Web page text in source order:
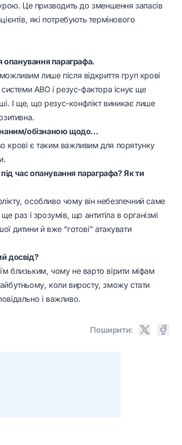
Це призводить до зменшення запасів
які потребують термінового
опанування параграфа.
лише після відкриття груп крові
АВО і резус-фактора існує ще
І ще, що резус-конфлікт виникає лише
обізнаною щодо…
крові є таким важливим для порятунку
час опанування параграфа? Як ти
особливо чому він небезпечний саме
раз і зрозумів, що антитіла в організмі
дитини й вже “готові” атакувати
досвід?
близьким, чому не варто вірити міфам
коли виросту, зможу стати
і важливо.
Поширити: